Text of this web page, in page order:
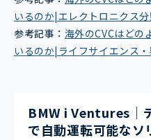
いるのか|エレクトロニクス
参考記事： 海外のCVCはどの
いるのか|ライフサイエンス
BMW i Ventures｜
で自動運転可能なソ